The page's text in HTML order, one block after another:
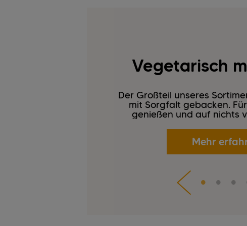
Vegetarisch
Der Großteil unseres
mit Sorgfalt gebacken.
genießen und auf nichts
Mehr